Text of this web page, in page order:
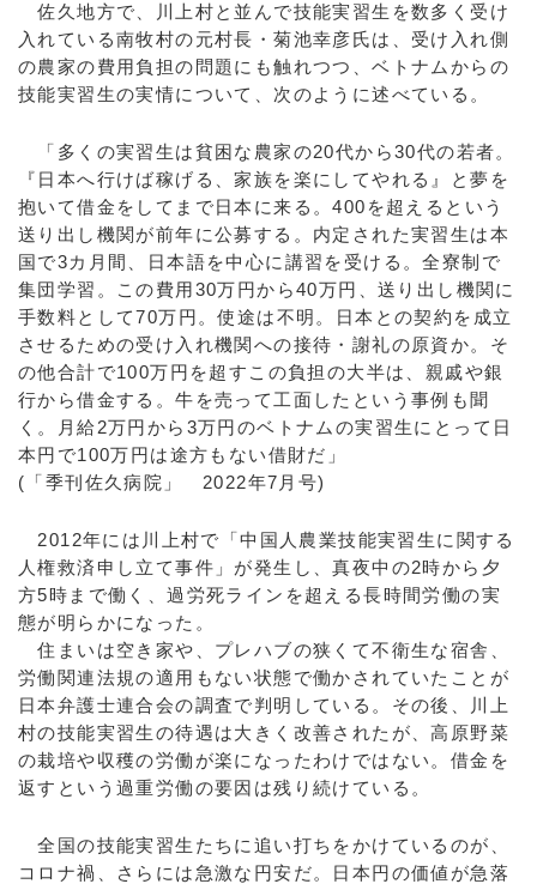
佐久地方で、川上村と並んで技能実習生を数多く受け
入れている南牧村の元村長・菊池幸彦氏は、受け入れ側
の農家の費用負担の問題にも触れつつ、ベトナムからの
技能実習生の実情について、次のように述べている。
「多くの実習生は貧困な農家の20代から30代の若者。
『日本へ行けば稼げる、家族を楽にしてやれる』と夢を
抱いて借金をしてまで日本に来る。400を超えるという
送り出し機関が前年に公募する。内定された実習生は本
国で3カ月間、日本語を中心に講習を受ける。全寮制で
集団学習。この費用30万円から40万円、送り出し機関に
手数料として70万円。使途は不明。日本との契約を成立
させるための受け入れ機関への接待・謝礼の原資か。そ
の他合計で100万円を超すこの負担の大半は、親戚や銀
行から借金する。牛を売って工面したという事例も聞
く。月給2万円から3万円のベトナムの実習生にとって日
本円で100万円は途方もない借財だ」
(「季刊佐久病院」 2022年7月号)
2012年には川上村で「中国人農業技能実習生に関する
人権救済申し立て事件」が発生し、真夜中の2時から夕
方5時まで働く、過労死ラインを超える長時間労働の実
態が明らかになった。
住まいは空き家や、プレハブの狭くて不衛生な宿舎、
労働関連法規の適用もない状態で働かされていたことが
日本弁護士連合会の調査で判明している。その後、川上
村の技能実習生の待遇は大きく改善されたが、高原野菜
の栽培や収穫の労働が楽になったわけではない。借金を
返すという過重労働の要因は残り続けている。
全国の技能実習生たちに追い打ちをかけているのが、
コロナ禍、さらには急激な円安だ。日本円の価値が急落